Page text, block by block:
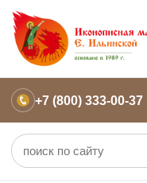
+7 (800) 333-00-37